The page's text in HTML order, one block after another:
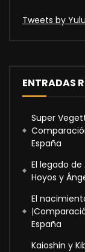
Tweets by
ENTRADAS
Super
España
El legado
Hoyos y
El
España
Kaioshin y